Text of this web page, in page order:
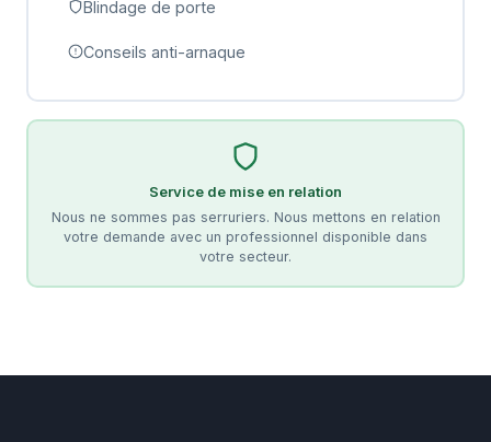
Blindage de porte
Conseils anti-arnaque
Service de mise en relation
Nous ne sommes pas serruriers. Nous mettons en relation
votre demande avec un professionnel disponible dans
votre secteur.